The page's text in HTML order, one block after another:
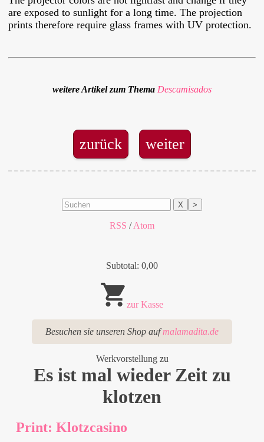
are exposed to sunlight for a long time. The projection
prints therefore require glass frames with UV protection.
weitere Artikel zum Thema Descamisados
zurück weiter
X >
RSS /Atom
Subtotal: 0,00
zur Kasse
Besuchen sie unseren Shop aufmalamadita.de
Werkvorstellung zu
Es ist mal wieder Zeit zu
klotzen
Print: Klotzcasino